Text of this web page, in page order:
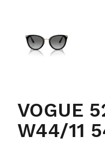
VOGUE
W44/11